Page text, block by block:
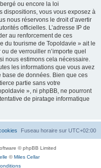
ou encore la loi
dispositions, vous vous exposez à
nous réservons le droit d’avertir
officielles. L’adresse IP de
au renforcement de ces
du tourisme de Topoldavie » ait le
de verrouiller n’importe quel
nous estimons cela nécessaire.
les informations que vous avez
de données. Bien que ces
partie sans votre
», ni phpBB, ne pourront
de piratage informatique
Fuseau horaire sur UTC+02:00
© phpBB Limited
©Miles Cellar